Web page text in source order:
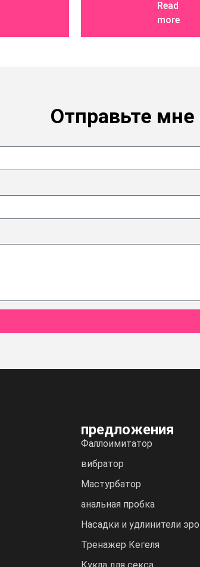
Read
more
Отправьте
предложения
Фаллоимитатор
вибратор
Мастурбатор
анальная пробка
Насадки и удлинители
Тренажер Кегеля